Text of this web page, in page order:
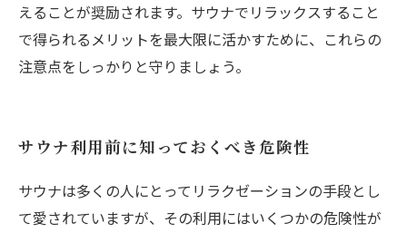
えることが奨励されます。サウナでリラックスすること
で得られるメリットを最大限に活かすために、これらの
注意点をしっかりと守りましょう。
サウナ利用前に知っておくべき危険性
サウナは多くの人にとってリラクゼーションの手段とし
て愛されていますが、その利用にはいくつかの危険性が